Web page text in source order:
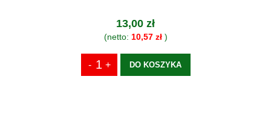
13,00 zł
(netto: 10,57 zł)
DO KOSZYKA